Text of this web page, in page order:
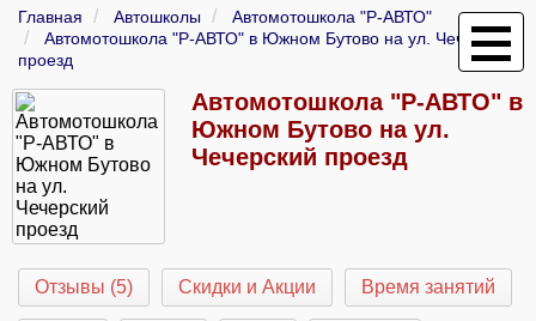
Главная Автошколы
Автомотошкола "Р-АВТО"
Автомотошкола "Р-АВТО" в Южном Бутово на ул. Чечерский
проезд
Автомотошкола "Р-АВТО" в
Южном Бутово на ул.
Чечерский проезд
Отзывы (5) Скидки и Акции Время занятий